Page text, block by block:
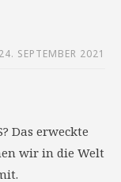
24. SEPTEMBER 2021
Das erweckte
wir in die Welt